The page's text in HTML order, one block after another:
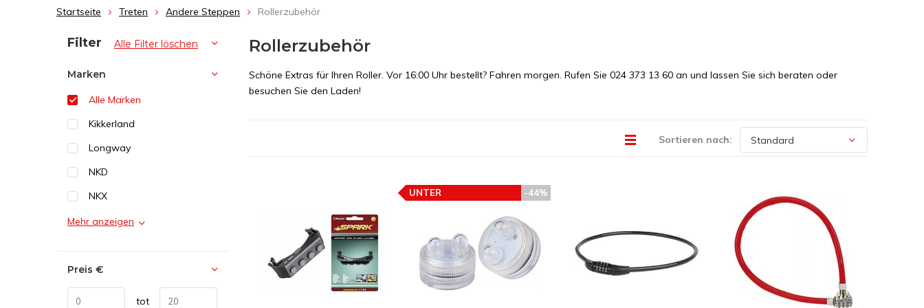
Startseite Treten Andere Steppen Rollerzubehör
Rollerzubehör
Schöne Extras für Ihren Roller. Vor 16:00 Uhr bestellt? Fahren morgen. Rufen Sie 024 373 13 60 an und lassen Sie sich beraten oder
besuchen Sie den Laden!
Sortieren nach:
-44%
UNTER
Sortieren nach:
Filter Alle Filter löschen
Marken
Alle Marken
Kikkerland
Longway
NKD
NKX
Mehr anzeigen
Preis €
tot